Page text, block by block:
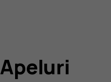
Apeluri